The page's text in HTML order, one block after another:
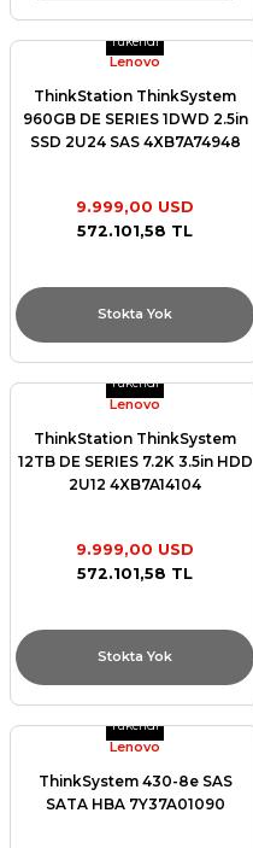
Tükendi
Lenovo
ThinkStation ThinkSystem
960GB DE SERIES 1DWD 2.5in
SSD 2U24 SAS 4XB7A74948
9.999,00 USD
572.101,58 TL
Stokta Yok
Tükendi
Lenovo
ThinkStation ThinkSystem
12TB DE SERIES 7.2K 3.5in HDD
2U12 4XB7A14104
9.999,00 USD
572.101,58 TL
Stokta Yok
Tükendi
Lenovo
ThinkSystem 430-8e SAS
SATA HBA 7Y37A01090